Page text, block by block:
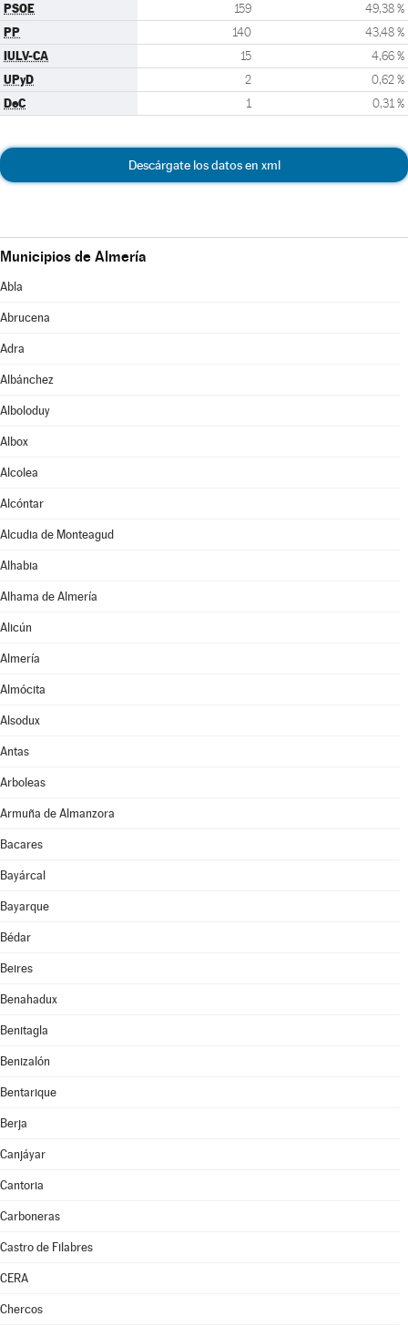
PSOE 159 49,38 %
PP 140 43,48 %
IULV-CA 15 4,66 %
UPyD 2 0,62 %
DeC 1 0,31 %
Descárgate los datos en xml
Municipios de Almería
Abla
Abrucena
Adra
Albánchez
Alboloduy
Albox
Alcolea
Alcóntar
Alcudia de Monteagud
Alhabia
Alhama de Almería
Alicún
Almería
Almócita
Alsodux
Antas
Arboleas
Armuña de Almanzora
Bacares
Bayárcal
Bayarque
Bédar
Beires
Benahadux
Benitagla
Benizalón
Bentarique
Berja
Canjáyar
Cantoria
Carboneras
Castro de Filabres
CERA
Chercos